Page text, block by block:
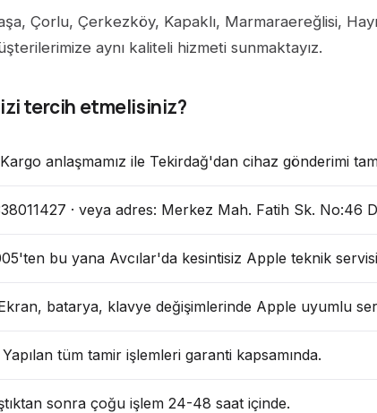
Çorlu, Çerkezköy, Kapaklı, Marmaraereğlisi,
aynı kaliteli hizmeti sunmaktayız.
tercih etmelisiniz?
anlaşmamız ile Tekirdağ'dan cihaz gönderimi
· veya adres: Merkez Mah. Fatih Sk. No:46
bu yana Avcılar'da kesintisiz Apple teknik
batarya, klavye değişimlerinde Apple uyumlu
Yapılan tüm tamir işlemleri garanti kapsamında.
sonra çoğu işlem 24-48 saat içinde.